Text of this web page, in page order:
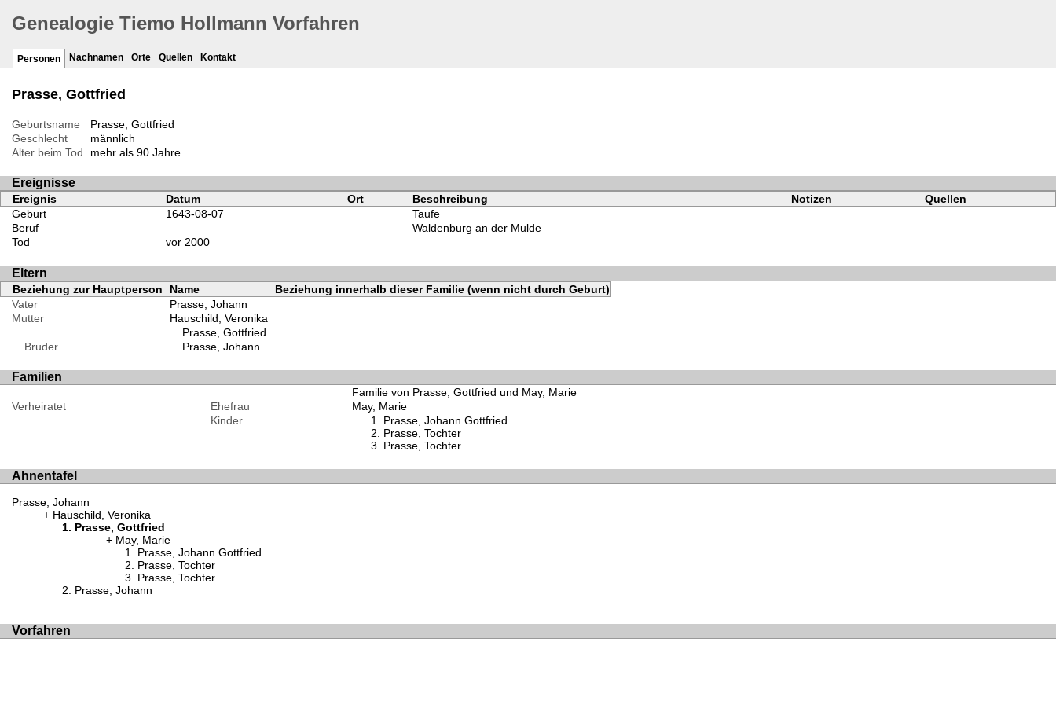
Genealogie Tiemo Hollmann Vorfahren
Personen Nachnamen Orte Quellen Kontakt
Prasse, Gottfried
Geburtsname
Prasse, Gottfried
Geschlecht
männlich
Alter beim Tod
mehr als 90 Jahre
Ereignisse
Ereignis Datum Ort Beschreibung Notizen
Quellen
Geburt
1643-08-07
Taufe
Beruf
Waldenburg an der Mulde
Tod
vor 2000
Eltern
Beziehung zur Hauptperson Name
Beziehung innerhalb dieser Familie (wenn nicht durch Geburt)
Vater
Prasse, Johann
Mutter
Hauschild, Veronika
Prasse, Gottfried
Bruder
Prasse, Johann
Familien
Familie von Prasse, Gottfried und May, Marie
Verheiratet
Ehefrau
May, Marie
Kinder
Prasse, Johann Gottfried
Prasse, Tochter
Prasse, Tochter
Ahnentafel
Prasse, Johann
Hauschild, Veronika
Prasse, Gottfried
May, Marie
Prasse, Johann Gottfried
Prasse, Tochter
Prasse, Tochter
Prasse, Johann
Vorfahren